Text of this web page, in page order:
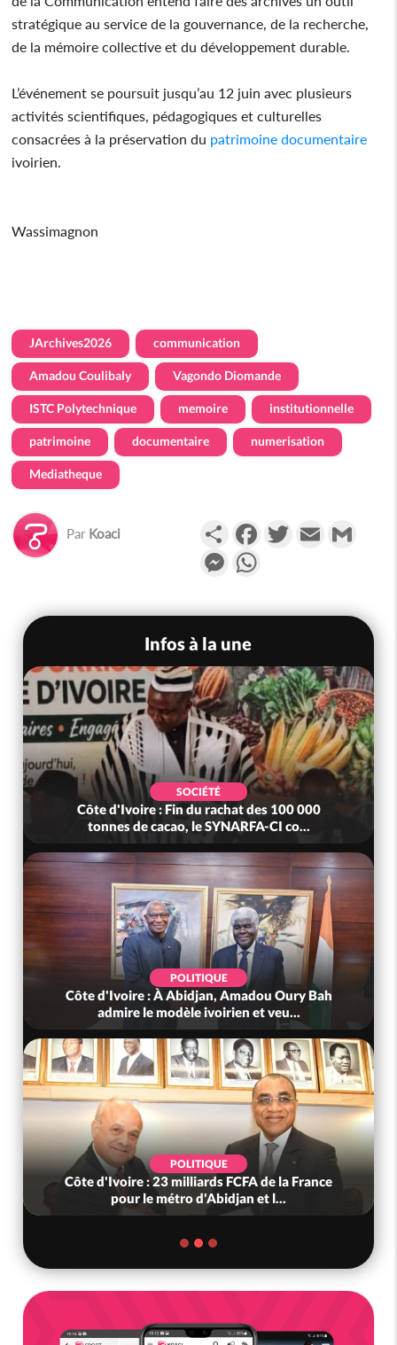
stratégique au service de la gouvernance, de la recherche,
de la mémoire collective et du développement durable.
L’événement se poursuit jusqu’au 12 juin avec plusieurs
activités scientifiques, pédagogiques et culturelles
consacrées à la préservation du patrimoine documentaire
ivoirien.
Wassimagnon
JArchives2026 communication
Amadou Coulibaly Vagondo Diomande
ISTC Polytechnique memoire institutionnelle
patrimoine documentaire numerisation
Mediatheque
Par Koaci PartagerFacebookTwitterEmail
Messenger
Infos à la une
SOCIÉTÉ
Côte d'Ivoire : MIRAH, bras de fer autour de la
mutuelle, le SYNHA-CI saisi...
POLITIQUE
Côte d'Ivoire : Violences tragiques à Kossandji
(Mé) ayant fait 03 morts, A...
SOCIÉTÉ
Côte d'Ivoire : « On ne veut pas mourir chez
nous », crient des habitants d...